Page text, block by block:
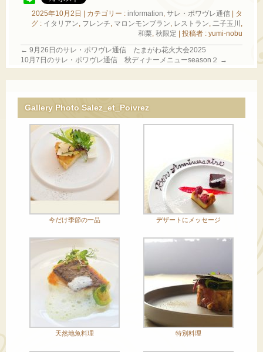
2025年10月2日 | カテゴリー : information, サレ・ポワヴレ通信 | タ
グ : イタリアン, フレンチ, マロンモンブラン, レストラン, 二子玉川 ,
和栗, 秋限定 | 投稿者 : yumi-nobu
← 9月26日のサレ・ポワヴレ通信 たまがわ花火大会2025
10月7日のサレ・ポワヴレ通信 秋ディナーメニューseason２ →
Gallery Photo Salez_et_Poivrez
今だけ季節の一品 デザートにメッセージ
天然地魚料理 特別料理